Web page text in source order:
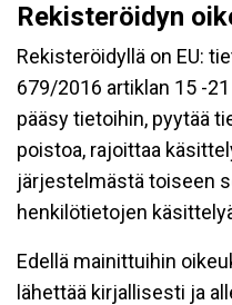
Rekisteröidyn
Rekisteröidyllä on EU:
679/2016 artiklan 15 -
pääsy tietoihin, pyytää
poistoa, rajoittaa
järjestelmästä toiseen
henkilötietojen
Edellä mainittuihin
lähettää kirjallisesti ja